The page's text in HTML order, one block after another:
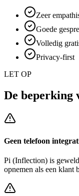
Zeer
Goede
Volledig
Privacy-first
LET OP
De beperking
Geen telefoon
Pi (Inflection) is
opnemen als een klant